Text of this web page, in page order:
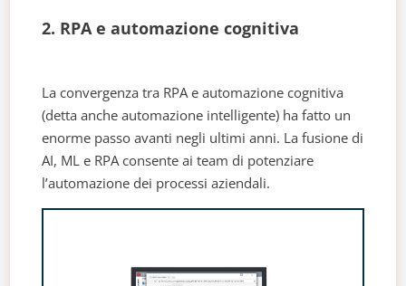
2. RPA e automazione cognitiva
La convergenza tra RPA e automazione cognitiva
(detta anche automazione intelligente) ha fatto un
enorme passo avanti negli ultimi anni. La fusione di
AI, ML e RPA consente ai team di potenziare
l’automazione dei processi aziendali.